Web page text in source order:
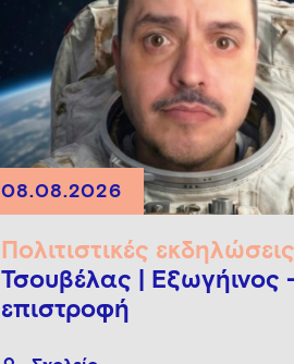
08.08.2026
Πολιτιστικές εκδηλώσεις
Τσουβέλας | Εξωγήινος
επιστροφή